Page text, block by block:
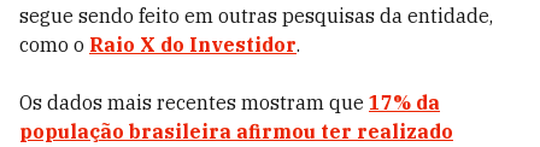
segue sendo feito em outras pesquisas da entidade,
como o Raio X do Investidor.
Os dados mais recentes mostram que 17% da
população brasileira afirmou ter realizado